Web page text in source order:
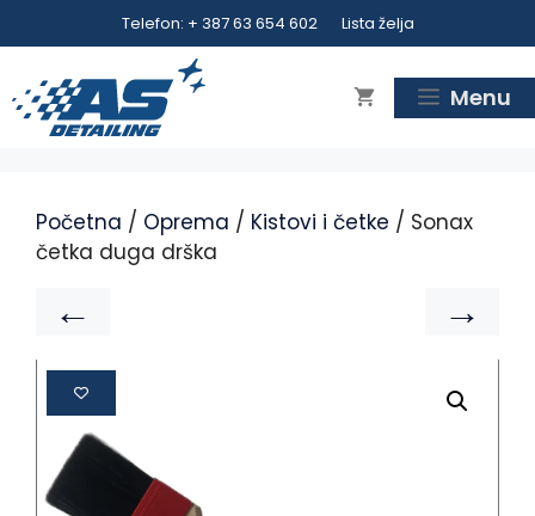
Telefon: + 387 63 654 602 Lista želja
Menu
Početna / Oprema / Kistovi i četke / Sonax
četka duga drška
← →